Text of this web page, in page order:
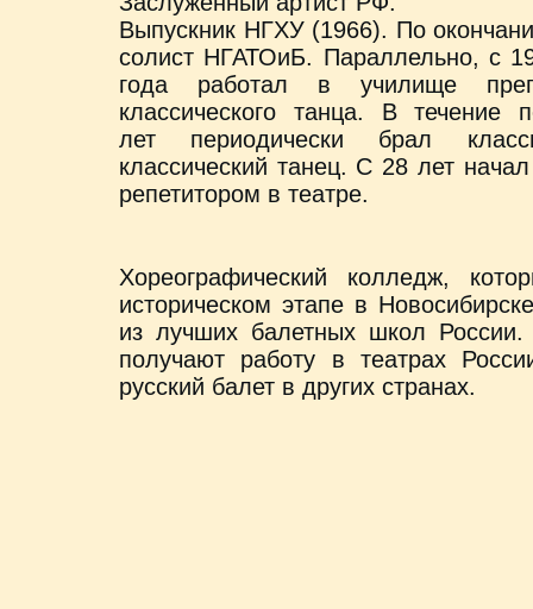
Выпускник НГХУ (1966). По
солист НГАТОиБ. Параллельно, с
года работал в училище
классического танца. В течение
лет периодически брал
классический танец. С 28 лет
репетитором в театре.
Хореографический колледж,
историческом этапе в
из лучших балетных школ
получают работу в театрах
русский балет в других странах.